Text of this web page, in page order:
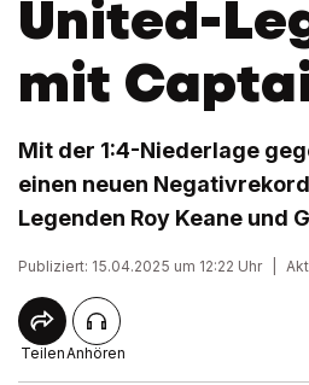
United-
mit
Mit der 1:4-Niederlage
einen neuen
Legenden Roy Keane und
Publiziert: 15.04.2025 um 12:22 Uhr
TeilenAnhören